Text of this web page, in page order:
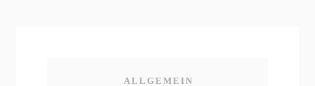
ALLGEMEIN